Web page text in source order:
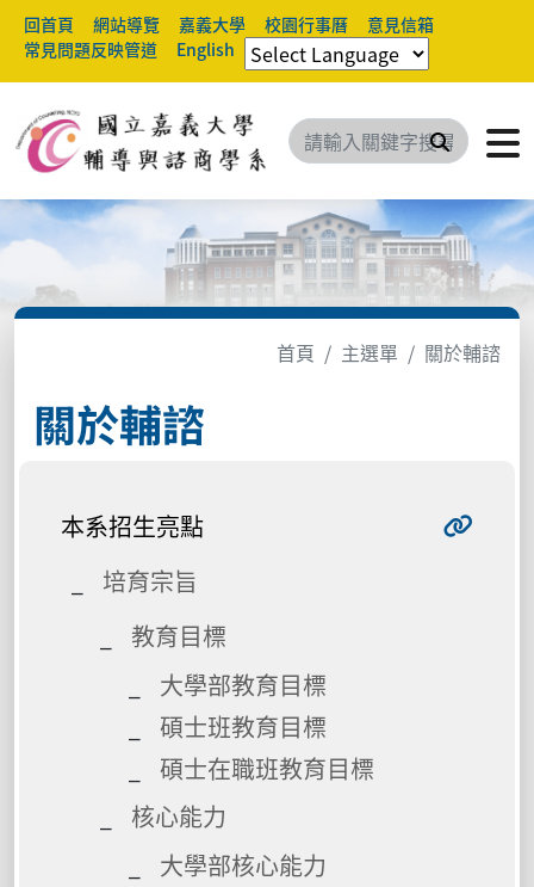
回首頁 網站導覽 嘉義大學 校園行事曆
意見信箱
常見問題反映管道
English
搜尋
首頁 主選單 關於輔諮
關於輔諮
本系招生亮點
培育宗旨
教育目標
大學部教育目標
碩士班教育目標
碩士在職班教育目標
核心能力
大學部核心能力